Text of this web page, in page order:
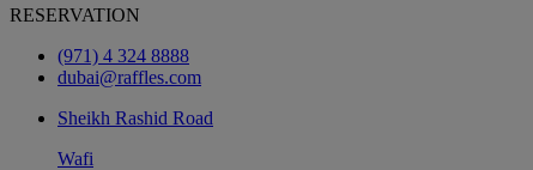
RESERVATION
(971) 4 324 8888
dubai@raffles.com
Sheikh Rashid Road
Wafi